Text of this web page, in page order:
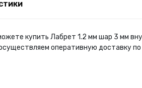
купить Лабрет 1.2 мм шар 3 мм
оперативную доставку